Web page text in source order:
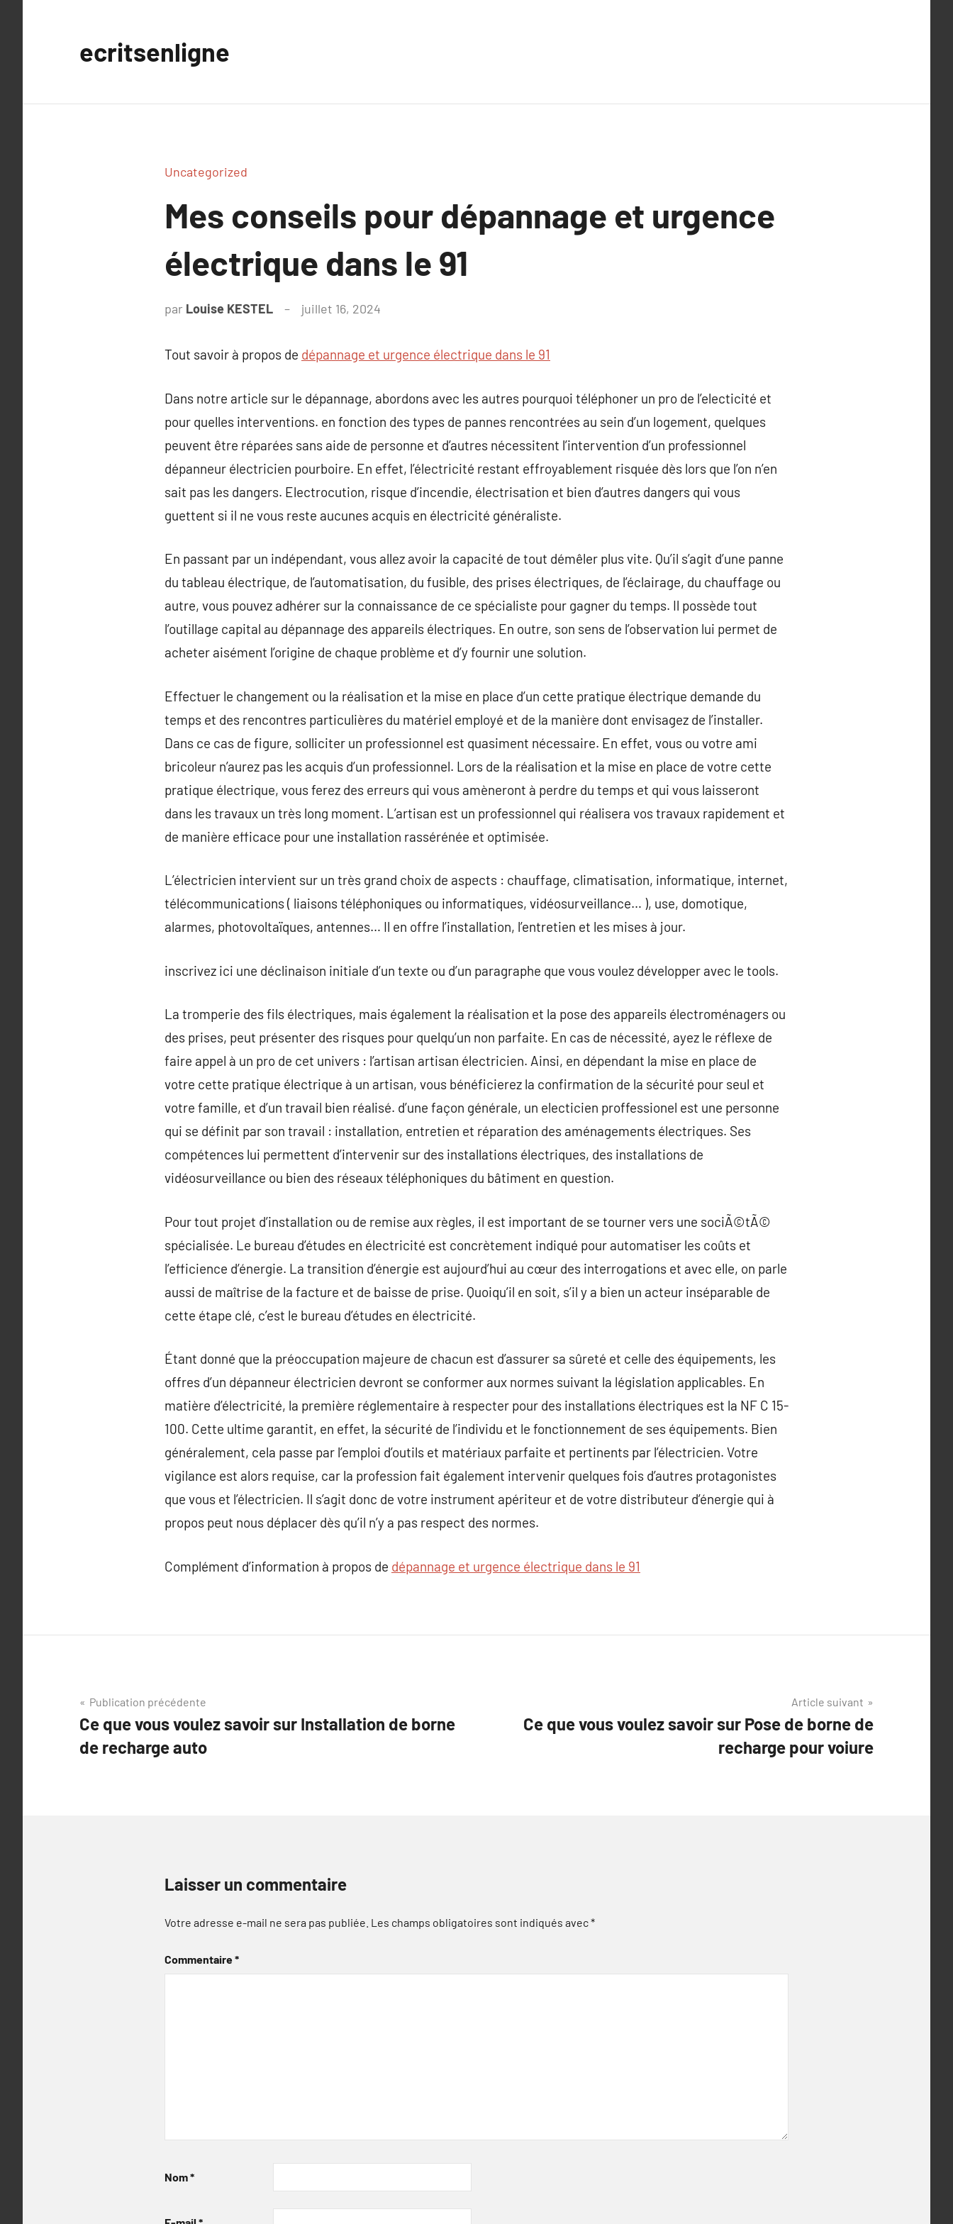
ecritsenligne
Uncategorized
Mes conseils pour dépannage et urgence
électrique dans le 91
par Louise KESTEL juillet 16, 2024
Tout savoir à propos de dépannage et urgence électrique dans le 91
Dans notre article sur le dépannage, abordons avec les autres pourquoi téléphoner un pro de l’electicité et
pour quelles interventions. en fonction des types de pannes rencontrées au sein d’un logement, quelques
peuvent être réparées sans aide de personne et d’autres nécessitent l’intervention d’un professionnel
dépanneur électricien pourboire. En effet, l’électricité restant effroyablement risquée dès lors que l’on n’en
sait pas les dangers. Electrocution, risque d’incendie, électrisation et bien d’autres dangers qui vous
guettent si il ne vous reste aucunes acquis en électricité généraliste.
En passant par un indépendant, vous allez avoir la capacité de tout démêler plus vite. Qu’il s’agit d’une panne
du tableau électrique, de l’automatisation, du fusible, des prises électriques, de l’éclairage, du chauffage ou
autre, vous pouvez adhérer sur la connaissance de ce spécialiste pour gagner du temps. Il possède tout
l’outillage capital au dépannage des appareils électriques. En outre, son sens de l’observation lui permet de
acheter aisément l’origine de chaque problème et d’y fournir une solution.
Effectuer le changement ou la réalisation et la mise en place d’un cette pratique électrique demande du
temps et des rencontres particulières du matériel employé et de la manière dont envisagez de l’installer.
Dans ce cas de figure, solliciter un professionnel est quasiment nécessaire. En effet, vous ou votre ami
bricoleur n’aurez pas les acquis d’un professionnel. Lors de la réalisation et la mise en place de votre cette
pratique électrique, vous ferez des erreurs qui vous amèneront à perdre du temps et qui vous laisseront
dans les travaux un très long moment. L’artisan est un professionnel qui réalisera vos travaux rapidement et
de manière efficace pour une installation rassérénée et optimisée.
L’électricien intervient sur un très grand choix de aspects : chauffage, climatisation, informatique, internet,
télécommunications ( liaisons téléphoniques ou informatiques, vidéosurveillance… ), use, domotique,
alarmes, photovoltaïques, antennes… Il en offre l’installation, l’entretien et les mises à jour.
inscrivez ici une déclinaison initiale d’un texte ou d’un paragraphe que vous voulez développer avec le tools.
La tromperie des fils électriques, mais également la réalisation et la pose des appareils électroménagers ou
des prises, peut présenter des risques pour quelqu’un non parfaite. En cas de nécessité, ayez le réflexe de
faire appel à un pro de cet univers : l’artisan artisan électricien. Ainsi, en dépendant la mise en place de
votre cette pratique électrique à un artisan, vous bénéficierez la confirmation de la sécurité pour seul et
votre famille, et d’un travail bien réalisé. d’une façon générale, un electicien proffessionel est une personne
qui se définit par son travail : installation, entretien et réparation des aménagements électriques. Ses
compétences lui permettent d’intervenir sur des installations électriques, des installations de
vidéosurveillance ou bien des réseaux téléphoniques du bâtiment en question.
Pour tout projet d’installation ou de remise aux règles, il est important de se tourner vers une sociÃ©tÃ©
spécialisée. Le bureau d’études en électricité est concrètement indiqué pour automatiser les coûts et
l’efficience d’énergie. La transition d’énergie est aujourd’hui au cœur des interrogations et avec elle, on parle
aussi de maîtrise de la facture et de baisse de prise. Quoiqu’il en soit, s’il y a bien un acteur inséparable de
cette étape clé, c’est le bureau d’études en électricité.
Étant donné que la préoccupation majeure de chacun est d’assurer sa sûreté et celle des équipements, les
offres d’un dépanneur électricien devront se conformer aux normes suivant la législation applicables. En
matière d’électricité, la première réglementaire à respecter pour des installations électriques est la NF C 15-
100. Cette ultime garantit, en effet, la sécurité de l’individu et le fonctionnement de ses équipements. Bien
généralement, cela passe par l’emploi d’outils et matériaux parfaite et pertinents par l’électricien. Votre
vigilance est alors requise, car la profession fait également intervenir quelques fois d’autres protagonistes
que vous et l’électricien. Il s’agit donc de votre instrument apériteur et de votre distributeur d’énergie qui à
propos peut nous déplacer dès qu’il n’y a pas respect des normes.
Complément d’information à propos de dépannage et urgence électrique dans le 91
Navigation
de
l’article
Publication précédente
Ce que vous voulez savoir sur Installation de borne
de recharge auto
Article suivant
Ce que vous voulez savoir sur Pose de borne de
recharge pour voiure
Laisser un commentaire
Votre adresse e-mail ne sera pas publiée. Les champs obligatoires sont indiqués avec*
Commentaire*
Nom*